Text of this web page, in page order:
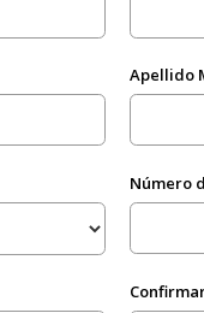
Apellido
Número